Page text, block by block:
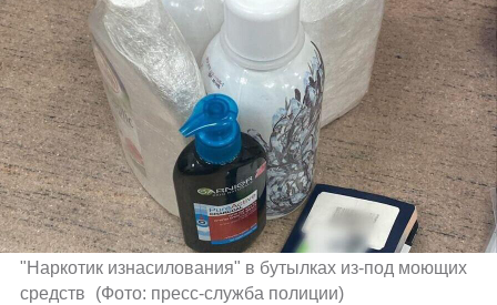
"Наркотик изнасилования" в бутылках из-под моющих
средств
(Фото: пресс-служба полиции)